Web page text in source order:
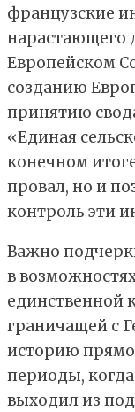
французские
нарастающего
Европейском
созданию
принятию
«Единая
конечном
провал, но и
контроль эти
Важно
в
единственной
граничащей с
историю
периоды,
выходил из